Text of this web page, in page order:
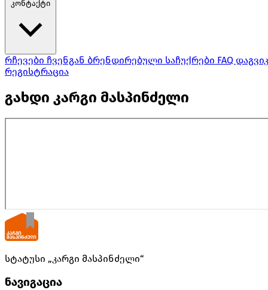
კონტაქტი
რჩევები ჩვენგან ბრენდირებული საჩუქრები FAQ
რეგისტრაცია
გახდი კარგი მასპინძელი
სტატუსი „კარგი მასპინძელი“
ნავიგაცია